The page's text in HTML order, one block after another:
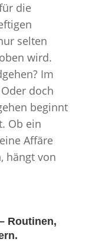
die
selten
wird.
Im
doch
beginnt
Ob ein
Affäre
hängt von
Routinen,